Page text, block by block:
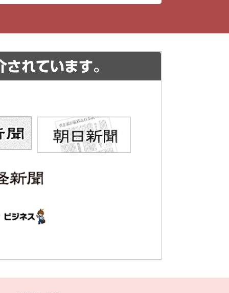
れています。